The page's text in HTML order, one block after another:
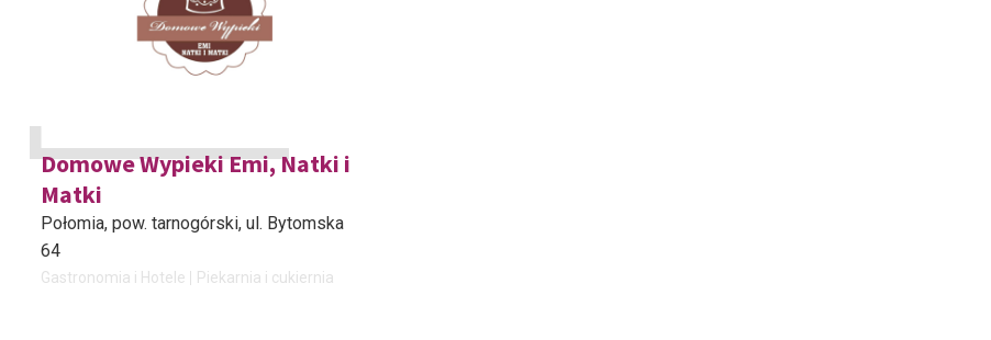
Domowe Wypieki Emi, Natki i
Matki
Połomia, pow. tarnogórski, ul. Bytomska
64
Gastronomia i Hotele Piekarnia i cukiernia